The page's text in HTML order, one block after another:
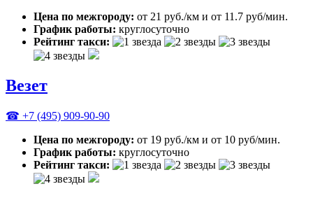
Цена по межгороду: от 21 руб./км и от 11.7 руб/мин.
График работы: круглосуточно
Рейтинг такси:
Везет
☎ +7 (495) 909-90-90
Цена по межгороду: от 19 руб./км и от 10 руб/мин.
График работы: круглосуточно
Рейтинг такси: